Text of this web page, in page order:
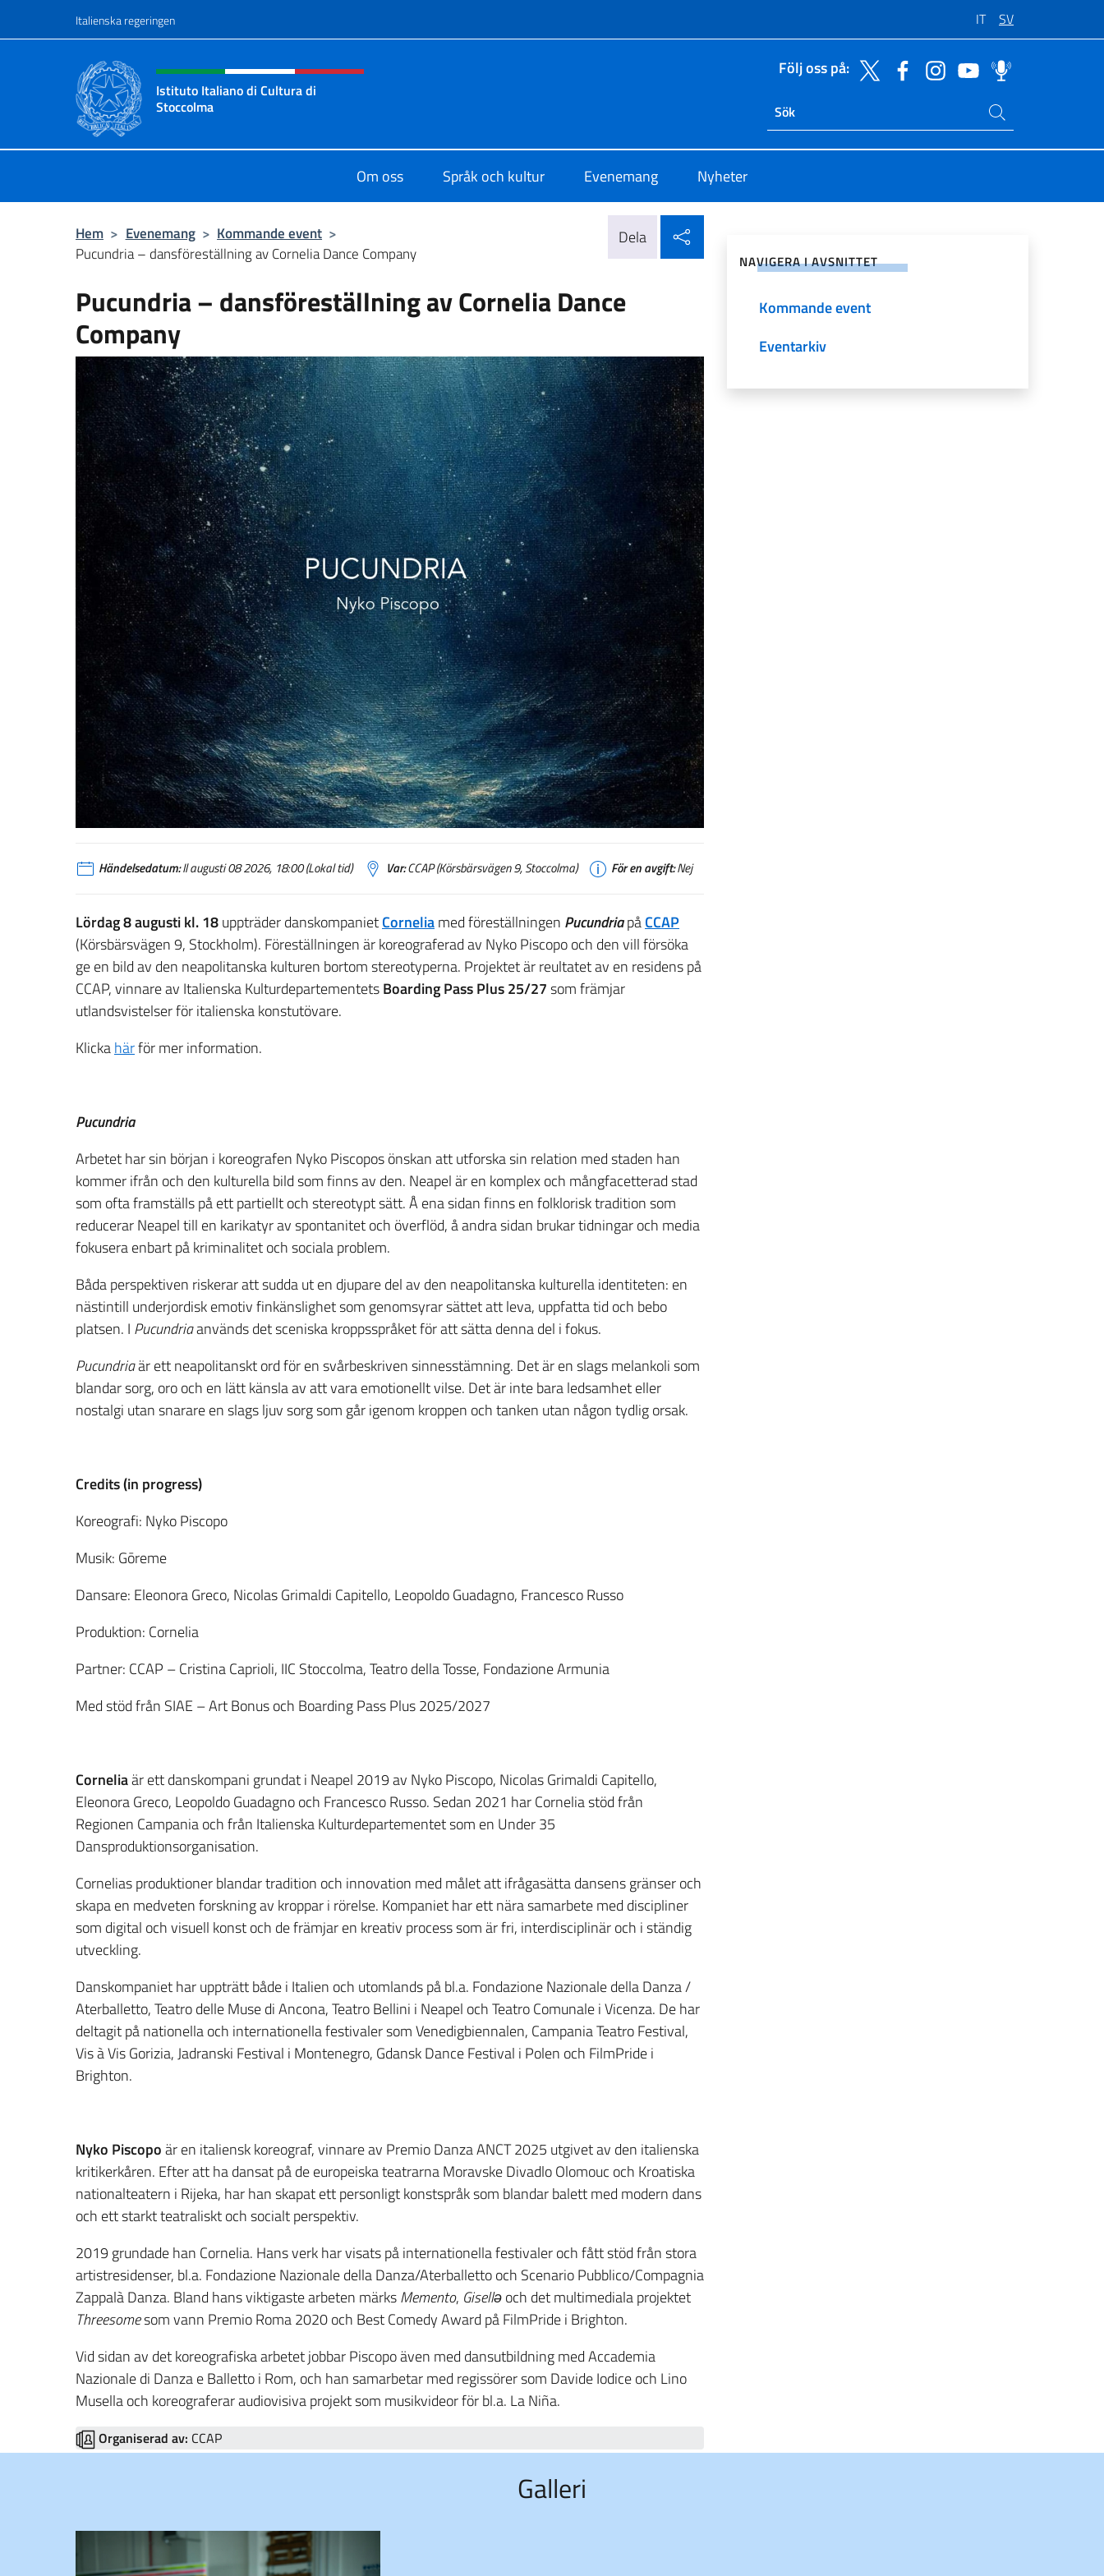
Italienska regeringen IT SV
Header, social and menu of site
Istituto Italiano di Cultura di
Stoccolma
Följ oss på:
Ricerca sito live
Sök på sajten
Om oss Språk och kultur Evenemang Nyheter
Hem > Evenemang > Kommande event >
Pucundria – dansföreställning av Cornelia Dance Company
Dela
Pucundria – dansföreställning av Cornelia Dance
Company
Händelsedatum:Il augusti 08 2026, 18:00 (Lokal tid) Var:CCAP (Körsbärsvägen 9, Stoccolma) För en avgift:Nej
Lördag 8 augusti kl. 18uppträder danskompanietCorneliamed föreställningen PucundriapåCCAP
(Körsbärsvägen 9, Stockholm). Föreställningen är koreograferad av Nyko Piscopo och den vill försöka
ge en bild av den neapolitanska kulturen bortom stereotyperna. Projektet är reultatet av en residens på
CCAP, vinnare av Italienska KulturdepartementetsBoarding Pass Plus 25/27som främjar
utlandsvistelser för italienska konstutövare.
Klickahärför mer information.
Pucundria
Arbetet har sin början i koreografen Nyko Piscopos önskan att utforska sin relation med staden han
kommer ifrån och den kulturella bild som finns av den. Neapel är en komplex och mångfacetterad stad
som ofta framställs på ett partiellt och stereotypt sätt. Å ena sidan finns en folklorisk tradition som
reducerar Neapel till en karikatyr av spontanitet och överflöd, å andra sidan brukar tidningar och media
fokusera enbart på kriminalitet och sociala problem.
Båda perspektiven riskerar att sudda ut en djupare del av den neapolitanska kulturella identiteten: en
nästintill underjordisk emotiv finkänslighet som genomsyrar sättet att leva, uppfatta tid och bebo
platsen. I Pucundriaanvänds det sceniska kroppsspråket för att sätta denna del i fokus.
Pucundriaär ett neapolitanskt ord för en svårbeskriven sinnesstämning. Det är en slags melankoli som
blandar sorg, oro och en lätt känsla av att vara emotionellt vilse. Det är inte bara ledsamhet eller
nostalgi utan snarare en slags ljuv sorg som går igenom kroppen och tanken utan någon tydlig orsak.
Credits (in progress)
Koreografi: Nyko Piscopo
Musik: Gōreme
Dansare: Eleonora Greco, Nicolas Grimaldi Capitello, Leopoldo Guadagno, Francesco Russo
Produktion: Cornelia
Partner: CCAP – Cristina Caprioli, IIC Stoccolma, Teatro della Tosse, Fondazione Armunia
Med stöd från SIAE – Art Bonus och Boarding Pass Plus 2025/2027
Corneliaär ett danskompani grundat i Neapel 2019 av Nyko Piscopo, Nicolas Grimaldi Capitello,
Eleonora Greco, Leopoldo Guadagno och Francesco Russo. Sedan 2021 har Cornelia stöd från
Regionen Campania och från Italienska Kulturdepartementet som en Under 35
Dansproduktionsorganisation.
Cornelias produktioner blandar tradition och innovation med målet att ifrågasätta dansens gränser och
skapa en medveten forskning av kroppar i rörelse. Kompaniet har ett nära samarbete med discipliner
som digital och visuell konst och de främjar en kreativ process som är fri, interdisciplinär och i ständig
utveckling.
Danskompaniet har uppträtt både i Italien och utomlands på bl.a. Fondazione Nazionale della Danza /
Aterballetto, Teatro delle Muse di Ancona, Teatro Bellini i Neapel och Teatro Comunale i Vicenza. De har
deltagit på nationella och internationella festivaler som Venedigbiennalen, Campania Teatro Festival,
Vis à Vis Gorizia, Jadranski Festival i Montenegro, Gdansk Dance Festival i Polen och FilmPride i
Brighton.
Nyko Piscopoär en italiensk koreograf, vinnare av Premio Danza ANCT 2025 utgivet av den italienska
kritikerkåren. Efter att ha dansat på de europeiska teatrarna Moravske Divadlo Olomouc och Kroatiska
nationalteatern i Rijeka, har han skapat ett personligt konstspråk som blandar balett med modern dans
och ett starkt teatraliskt och socialt perspektiv.
2019 grundade han Cornelia. Hans verk har visats på internationella festivaler och fått stöd från stora
artistresidenser, bl.a. Fondazione Nazionale della Danza/Aterballetto och Scenario Pubblico/Compagnia
Zappalà Danza. Bland hans viktigaste arbeten märksMemento, Giselləoch det multimediala projektet
Threesomesom vann Premio Roma 2020 och Best Comedy Award på FilmPride i Brighton.
Vid sidan av det koreografiska arbetet jobbar Piscopo även med dansutbildning med Accademia
Nazionale di Danza e Balletto i Rom, och han samarbetar med regissörer som Davide Iodice och Lino
Musella och koreograferar audiovisiva projekt som musikvideor för bl.a. La Niña.
Organiserad av: CCAP
NAVIGERA I AVSNITTET
Kommande event
Eventarkiv
Galleri